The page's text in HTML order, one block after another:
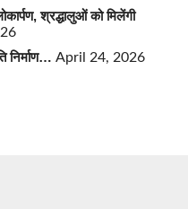
श्रद्धालुओं को मिलेंगी
निर्माण… April 24, 2026